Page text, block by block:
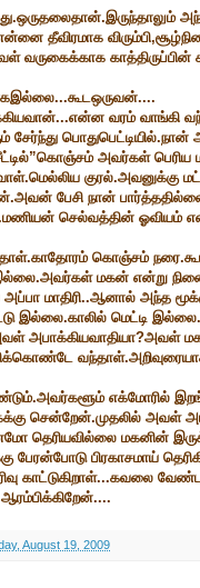
தீவிரமாக
காத்திருப்பின்
வரம் வாங்கி
பொதுபெட்டியில்.நான்
சீட்டில்”கொஞ்சம் அவர்கள்
குரல்.அவனுக்கு
பேசி நான்
செல்வத்தின்
கொஞ்சம்
மகன் என்று
அப்பா மாதிரி..ஆனால் அந்த
இல்லை.காலில் மெட்டி
அபாக்கியவாதியா?அவள்
எக்மோரில்
சென்றேன்.முதலில் அவள்
தெரியவில்லை மகனின்
பிரகாசமாய்
காட்டுகிறாள்...கவலை
August 19, 2009